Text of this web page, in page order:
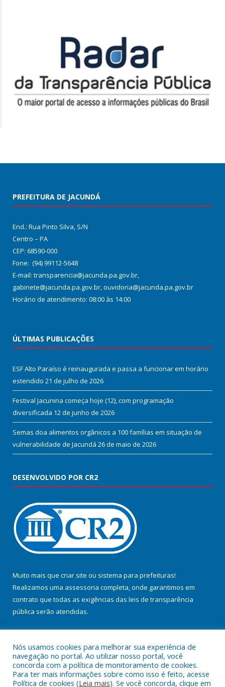
PREFEITURA DE JACUNDÁ
End.: Rua Pinto Silva, S/N
Centro – PA
CEP: 68590-000
Fone: (94) 99112-5648
E-mail: transparencia@jacunda.pa.gov.br,
gabinete@jacunda.pa.gov.br, ouvidoria@jacunda.pa.gov.br
Horário de atendimento: 08:00 às 14:00
ÚLTIMAS PUBLICAÇÕES
ESF Alto Paraíso é reinaugurada e passa a funcionar em horário
estendido 21 de julho de 2026
Festival Jacunina começa hoje (12), com programação
diversificada 12 de junho de 2026
Semas doa alimentos orgânicos a 100 famílias em situação de
vulnerabilidade de Jacundá 26 de maio de 2026
DESENVOLVIDO POR CR2
Muito mais que criar site ou sistema para prefeituras!
Realizamos uma assessoria completa, onde garantimos em
contrato que todas as exigências das leis de transparência
pública serão atendidas.
Nós usamos cookies para melhorar sua experiência de
navegação no portal. Ao utilizar nosso portal, você
concorda com a política de monitoramento de cookies.
Para ter mais informações sobre como isso é feito, acesse
Política de cookies (Leia mais). Se você concorda, clique em